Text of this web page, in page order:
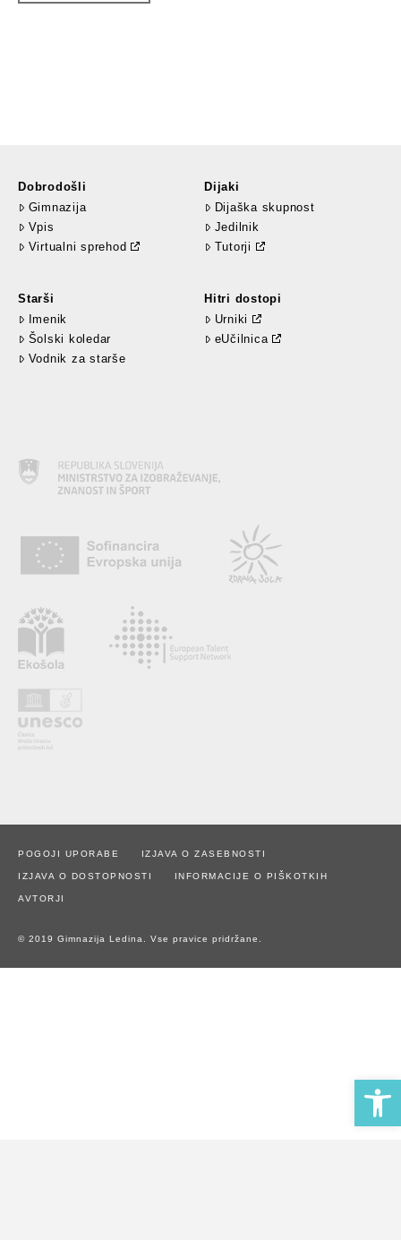
Dobrodošli
Gimnazija
Vpis
Virtualni sprehod
Dijaki
Dijaška skupnost
Jedilnik
Tutorji
Starši
Imenik
Šolski koledar
Vodnik za starše
Hitri dostopi
Urniki
eUčilnica
POGOJI UPORABE IZJAVA O ZASEBNOSTI
IZJAVA O DOSTOPNOSTI INFORMACIJE O PIŠKOTKIH
AVTORJI
© 2019 Gimnazija Ledina. Vse pravice pridržane.